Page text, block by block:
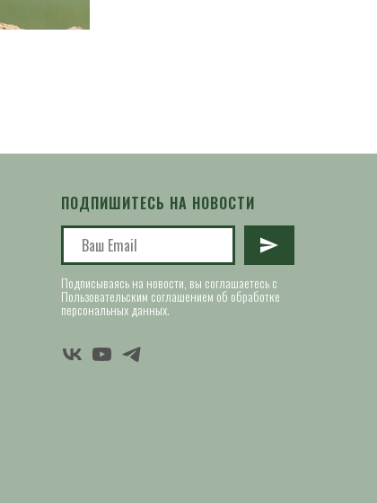
ПОДПИШИТЕСЬ НА НОВОСТИ
Подписываясь на новости, вы соглашаетесь с
Пользовательским соглашением об обработке
персональных данных.